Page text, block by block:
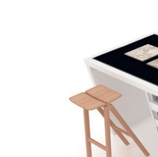
Displays
Showrooms
Aktuelles
Kontakt